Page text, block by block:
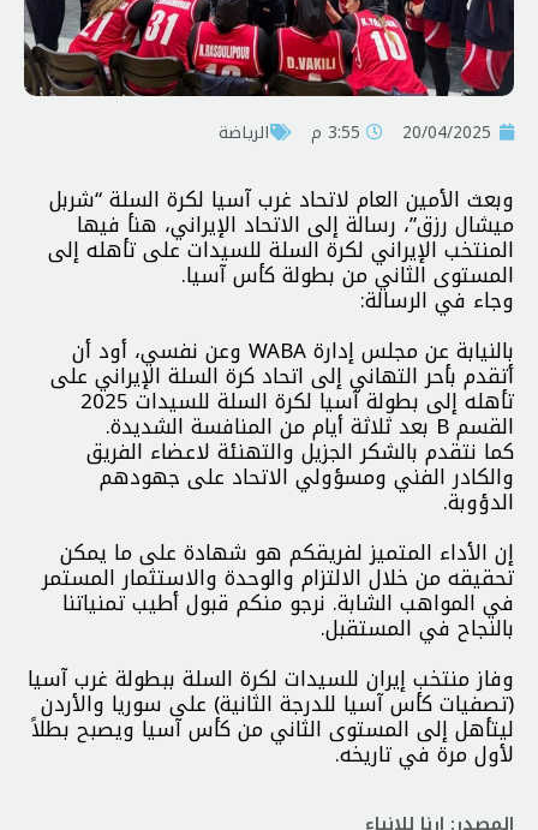
20/04/2025 3:55 م الرياضة
وبعث الأمين العام لاتحاد غرب آسيا لكرة السلة “شربل
ميشال رزق”، رسالة إلى الاتحاد الإيراني، هنأ فيها
المنتخب الإيراني لكرة السلة للسيدات على تأهله إلى
المستوى الثاني من بطولة كأس آسيا.
وجاء في الرسالة:
بالنيابة عن مجلس إدارة WABA وعن نفسي، أود أن
أتقدم بأحر التهاني إلى اتحاد كرة السلة الإيراني على
تأهله إلى بطولة آسيا لكرة السلة للسيدات 2025
القسم B بعد ثلاثة أيام من المنافسة الشديدة.
كما نتقدم بالشكر الجزيل والتهنئة لاعضاء الفریق
والكادر الفني ومسؤولي الاتحاد على جهودهم
الدؤوبة.
إن الأداء المتميز لفريقكم هو شهادة على ما يمكن
تحقيقه من خلال الالتزام والوحدة والاستثمار المستمر
في المواهب الشابة. نرجو منكم قبول أطيب تمنياتنا
بالنجاح في المستقبل.
وفاز منتخب إيران للسيدات لكرة السلة ببطولة غرب آسيا
(تصفيات كأس آسيا للدرجة الثانية) على سوريا والأردن
ليتأهل إلى المستوى الثاني من كأس آسيا ويصبح بطلاً
لأول مرة في تاريخه.